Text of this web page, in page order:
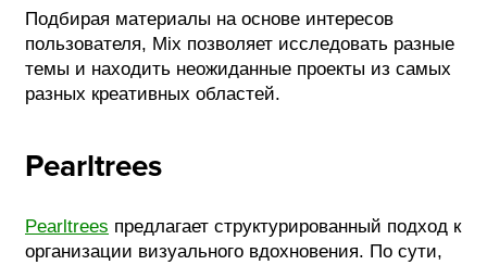
Подбирая материалы на основе интересов
пользователя, Mix позволяет исследовать разные
темы и находить неожиданные проекты из самых
разных креативных областей.
Pearltrees
Pearltrees предлагает структурированный подход к
организации визуального вдохновения. По сути,